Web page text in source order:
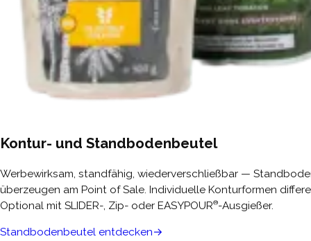
Kontur- und Standbodenbeutel
Werbewirksam, standfähig, wiederverschließbar —
überzeugen am Point of Sale. Individuelle Konturformen
Optional mit SLIDER-, Zip- oder EASYPOUR®-Ausgießer.
Standbodenbeutel entdecken